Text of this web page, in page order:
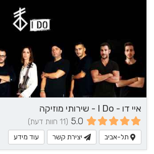
איי דו - I Do - שירותי מוזיקה
5.0 (11 חוות דעת)
תל-אביב יצירת קשר עוד מידע